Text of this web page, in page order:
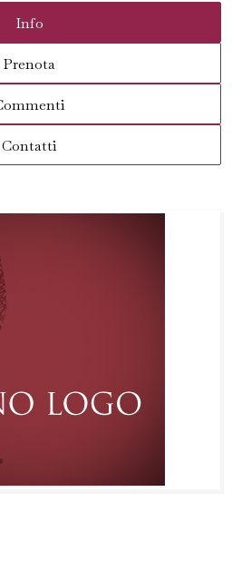
Info
Prenota
Contatti